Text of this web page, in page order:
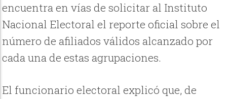
encuentra en vías de solicitar al Instituto
Nacional Electoral el reporte oficial sobre el
número de afiliados válidos alcanzado por
cada una de estas agrupaciones.
El funcionario electoral explicó que, de